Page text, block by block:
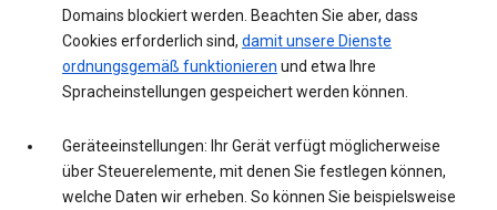
Domains blockiert werden. Beachten Sie aber, dass
Cookies erforderlich sind, damit unsere Dienste
ordnungsgemäß funktionieren und etwa Ihre
Spracheinstellungen gespeichert werden können.
Geräteeinstellungen: Ihr Gerät verfügt möglicherweise
über Steuerelemente, mit denen Sie festlegen können,
welche Daten wir erheben. So können Sie beispielsweise